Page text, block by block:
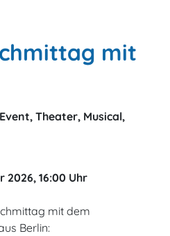
mit
Theater, Musical,
2026, 16:00 Uhr
mit dem
Berlin: